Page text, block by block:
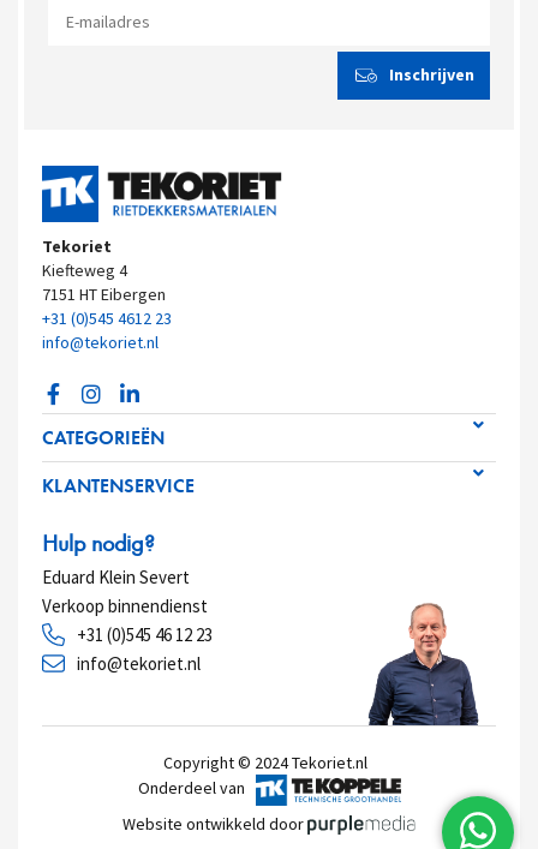
Tekoriet
Kiefteweg 4
7151 HT Eibergen
+31 (0)545 4612 23
info@tekoriet.nl
CATEGORIEËN
KLANTENSERVICE
Hulp nodig?
Eduard Klein Severt
Verkoop binnendienst
+31 (0)545 46 12 23
info@tekoriet.nl
Copyright © 2024Tekoriet.nl
Onderdeel van
Website ontwikkeld door